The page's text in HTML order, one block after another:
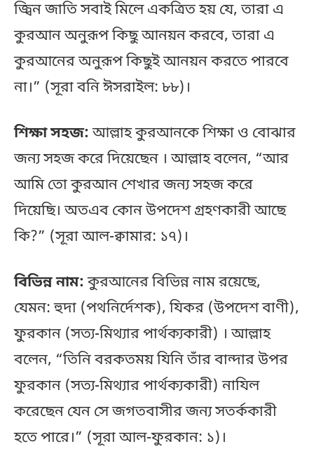
জ্বিন জাতি সবাই মিলে একত্রিত হয় যে, তারা এ
কুরআন অনুরূপ কিছু আনয়ন করবে, তারা এ
কুরআনের অনুরূপ কিছুই আনয়ন করতে পারবে
না।” (সূরা বনি ঈসরাইল: ৮৮)।
শিক্ষা সহজ:আল্লাহ কুরআনকে শিক্ষা ও বোঝার
জন্য সহজ করে দিয়েছেন । আল্লাহ বলেন, “আর
আমি তো কুরআন শেখার জন্য সহজ করে
দিয়েছি। অতএব কোন উপদেশ গ্রহণকারী আছে
কি?” (সূরা আল-ক্বামার: ১৭)।
বিভিন্ন নাম:কুরআনের বিভিন্ন নাম রয়েছে,
যেমন: হুদা (পথনির্দেশক), যিকর (উপদেশ বাণী),
ফুরকান (সত্য-মিথ্যার পার্থক্যকারী) । আল্লাহ
বলেন, “তিনি বরকতময় যিনি তাঁর বান্দার উপর
ফুরকান (সত্য-মিথ্যার পার্থক্যকারী) নাযিল
করেছেন যেন সে জগতবাসীর জন্য সতর্ককারী
হতে পারে।” (সূরা আল-ফুরকান: ১)।